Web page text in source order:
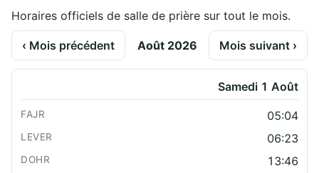
Horaires officiels de salle de prière sur tout le mois.
‹ Mois précédent Août 2026 Mois suivant ›
Samedi 1 Août
05:04
06:23
13:46